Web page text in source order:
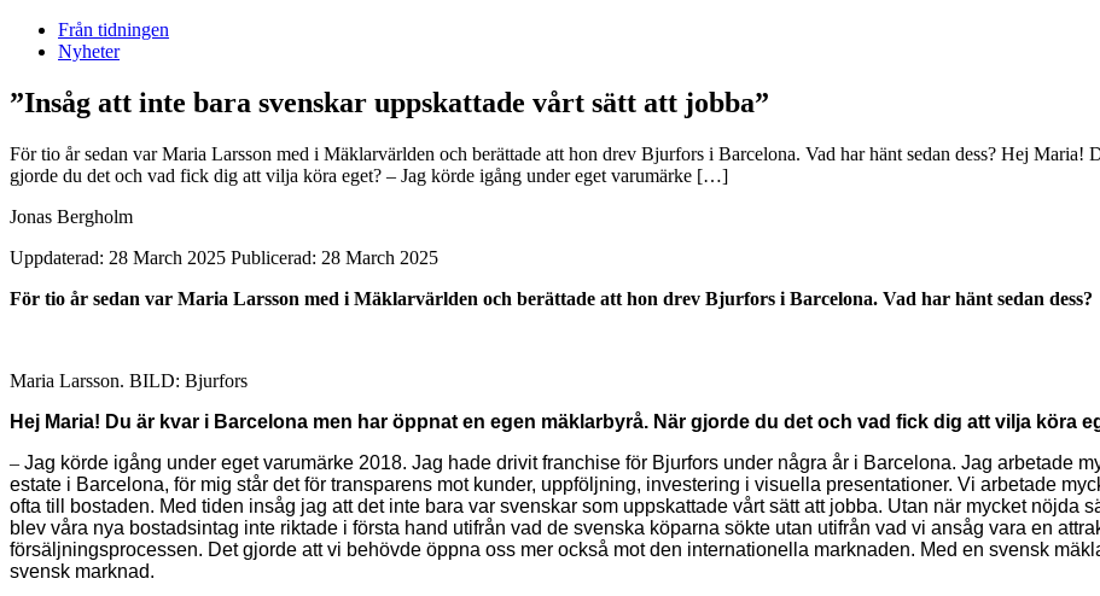
Från tidningen
Nyheter
”Insåg att inte bara svenskar uppskattade vårt sätt att jobba”
För tio år sedan var Maria Larsson med i Mäklarvärlden och berättade att hon drev Bjurfors i Barcelona. Vad har hänt sedan dess? Hej
gjorde du det och vad fick dig att vilja köra eget? – Jag körde igång under eget varumärke […]
Jonas Bergholm
Uppdaterad: 28 March 2025 Publicerad: 28 March 2025
För tio år sedan var Maria Larsson med i Mäklarvärlden och berättade att hon drev Bjurfors i Barcelona. Vad har hänt sedan dess?
Maria Larsson. BILD: Bjurfors
Hej Maria! Du är kvar i Barcelona men har öppnat en egen mäklarbyrå. När gjorde du det och vad fick dig att vilja köra
– Jag körde igång under eget varumärke 2018. Jag hade drivit franchise för Bjurfors under några år i Barcelona. Jag arbetade
estate i Barcelona, för mig står det för transparens mot kunder, uppföljning, investering i visuella presentationer. Vi arbetade
ofta till bostaden. Med tiden insåg jag att det inte bara var svenskar som uppskattade vårt sätt att jobba. Utan när mycket nöjda
blev våra nya bostadsintag inte riktade i första hand utifrån vad de svenska köparna sökte utan utifrån vad vi ansåg vara en
försäljningsprocessen. Det gjorde att vi behövde öppna oss mer också mot den internationella marknaden. Med en svensk
svensk marknad.